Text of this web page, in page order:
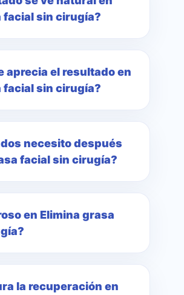
facial sin cirugía?
aprecia el resultado en
facial sin cirugía?
necesito después
facial sin cirugía?
en Elimina grasa
la recuperación en